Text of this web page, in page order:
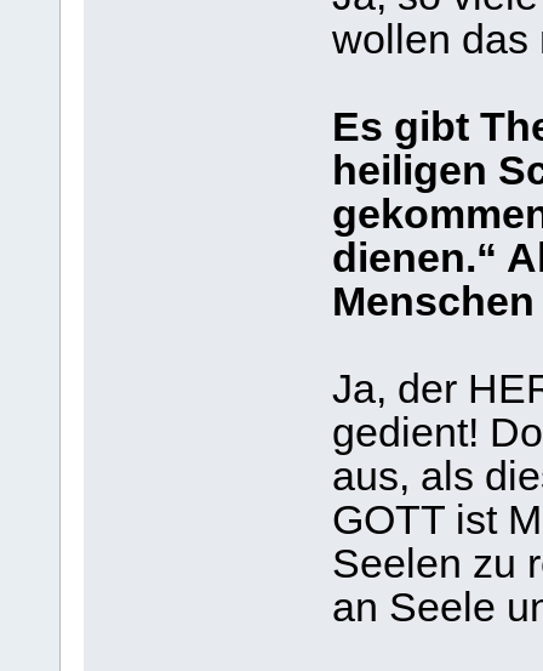
wollen das
Es gibt
heiligen
dienen.“
Ja, der
gedient!
aus, als
GOTT ist
Seelen zu
an Seele